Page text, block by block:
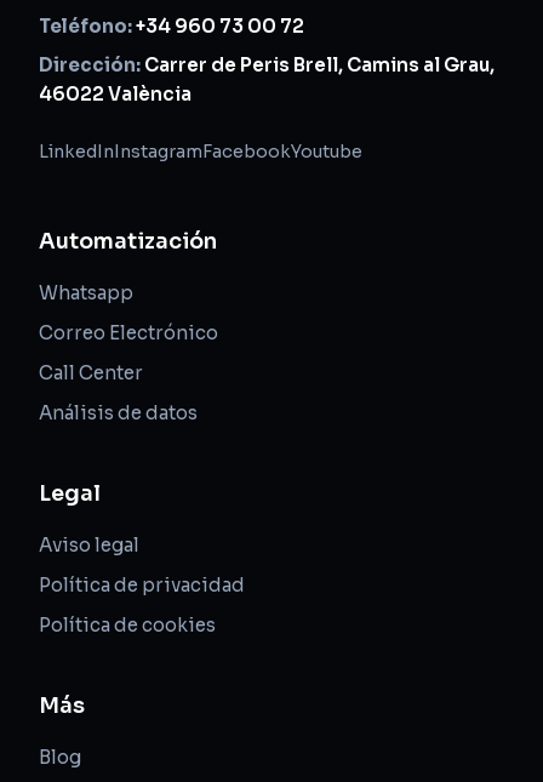
Teléfono:+34 960 73 00 72
Dirección: Carrer de Peris Brell, Camins al Grau,
46022 València
LinkedInInstagramFacebookYoutube
Automatización
Whatsapp
Correo Electrónico
Call Center
Análisis de datos
Legal
Aviso legal
Política de privacidad
Política de cookies
Más
Blog